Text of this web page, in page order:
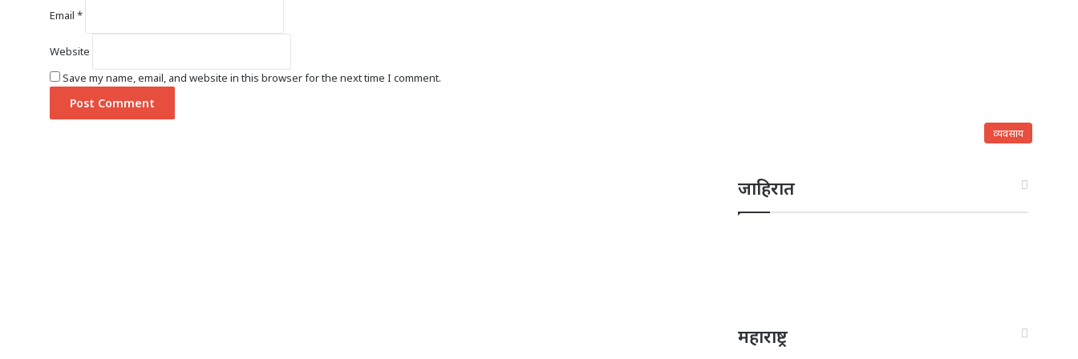
Email *
Website
Save my name, email, and website in this browser for the next time I comment.
व्यवसाय
जाहिरात
महाराष्ट्र